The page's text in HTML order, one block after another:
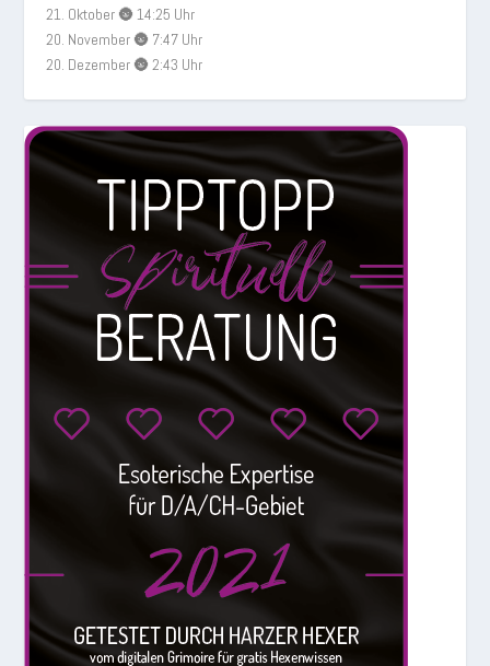
21. Oktober 🌚 14:25 Uhr
20. November 🌚 7:47 Uhr
20. Dezember 🌚 2:43 Uhr